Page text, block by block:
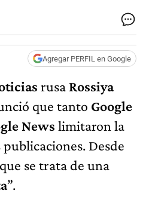
Agregar PERFIL en Google
rusa Rossiya
que tanto Google
News limitaron la
Desde
se trata de una
”.